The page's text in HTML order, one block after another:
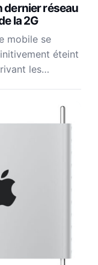
dernier réseau
la 2G
mobile se
éteint
les…